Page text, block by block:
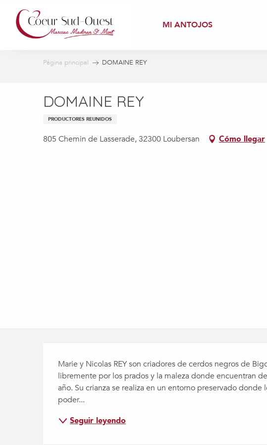
contenu
principal
MI ANTOJOS
Página principal DOMAINE REY
DOMAINE REY
PRODUCTORES REUNIDOS
805 Chemin de Lasserade, 32300 Loubersan Cómo llegar
Descripción
Marie y Nicolas REY son criadores de cerdos negros de
libremente por los prados y la maleza donde encuentran
año. Su crianza se realiza en un entorno preservado
poder...
Seguir leyendo